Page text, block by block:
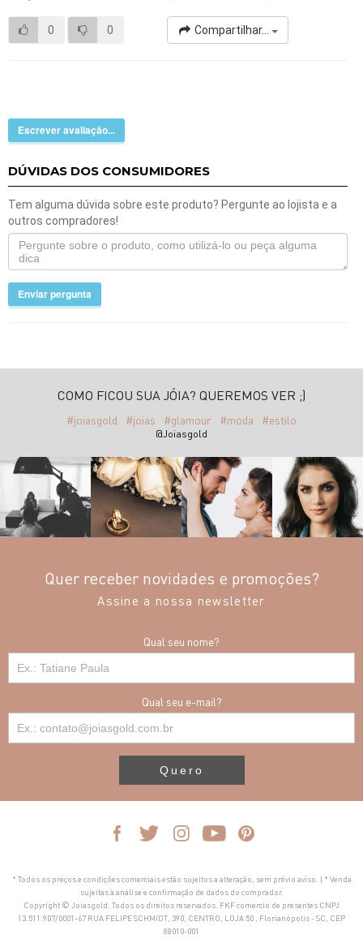
0 0 Compartilhar...
Escrever avaliação...
DÚVIDAS DOS CONSUMIDORES
Tem alguma dúvida sobre este produto? Pergunte ao lojista e a
outros compradores!
Enviar pergunta
COMO FICOU SUA JÓIA? QUEREMOS VER ;)
#joiasgold #joias #glamour #moda #estilo
@Joiasgold
Quer receber novidades e promoções?
Assine a nossa newsletter
Qual seu nome?
Qual seu e-mail?
Quero
* Todos os preços e condições comerciais estão sujeitos a alteração, sem prévio aviso. | * Venda
sujeitas à análise e confirmação de dados do comprador.
Copyright © Joiasgold. Todos os direitos reservados. FKF comercio de presentes CNPJ
13.511.907/0001-67 RUA FELIPE SCHMIDT, 390, CENTRO, LOJA 50 , Florianópolis - SC, CEP
88010-001